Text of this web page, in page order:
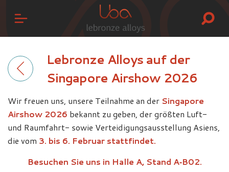
Lebronze Alloys auf der
Singapore Airshow 2026
Wir freuen uns, unsere Teilnahme an der Singapore
Airshow 2026 bekannt zu geben, der größten Luft-
und Raumfahrt- sowie Verteidigungsausstellung Asiens,
die vom 3. bis 6. Februar stattfindet.
Besuchen Sie uns in Halle A, Stand A‑B02.